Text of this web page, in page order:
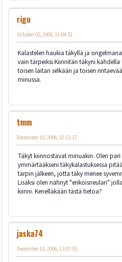
rigu
October 05, 2006, 11:04:51
Kalastelen haukia täkyllä ja
vain tärpeiksi.Kiinnitän täkyni
toisen laitan selkään ja toisen
minussa.
tmm
December 10, 2006, 02:15:17
Täkyt kiinnostavat minuakin. Olen
ymmärtääkseni täkykalastuksessa
tärpin jälkeen, jotta täky menee
Lisäksi olen nähnyt "erikoisneulan"
kiinni. Kenelläkään tästä tietoa?
jaska74
December 10, 2006, 13:07:55